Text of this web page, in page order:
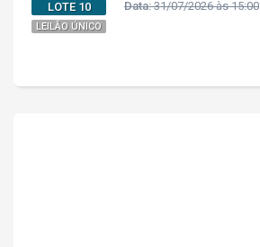
LOTE 10
LEILÃO ÚNICO
Data:31/07/2026 às 15:00